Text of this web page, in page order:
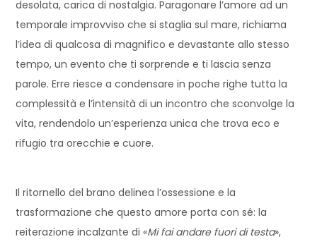
desolata, carica di nostalgia. Paragonare l’amore ad un
temporale improvviso che si staglia sul mare, richiama
l’idea di qualcosa di magnifico e devastante allo stesso
tempo, un evento che ti sorprende e ti lascia senza
parole. Erre riesce a condensare in poche righe tutta la
complessità e l’intensità di un incontro che sconvolge la
vita, rendendolo un’esperienza unica che trova eco e
rifugio tra orecchie e cuore.
Il ritornello del brano delinea l’ossessione e la
trasformazione che questo amore porta con sé: la
reiterazione incalzante di «Mi fai andare fuori di testa»,